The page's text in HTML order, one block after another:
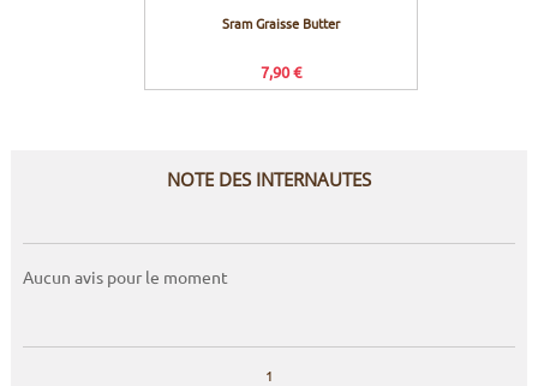
Sram Graisse Butter
7,90 €
NOTE DES INTERNAUTES
Aucun avis pour le moment
1